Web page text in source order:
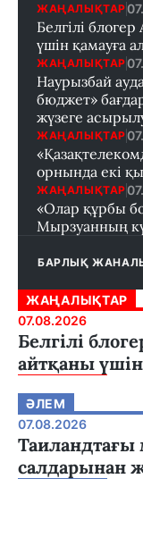
ЖАҢАЛЫҚТАР
Белгілі
үшін қамауға
ЖАҢАЛЫҚТАР
Наурызбай
бюджет»
жүзеге
ЖАҢАЛЫҚТАР
орнында екі
ЖАҢАЛЫҚТАР
«Олар құрбы
Мырзуанның
БАРЛЫҚ
ЖАҢАЛЫҚТАР
07.08.2026
Белгілі
айтқаны
ӘЛЕМ
07.08.2026
Таиландтағы
салдарынан